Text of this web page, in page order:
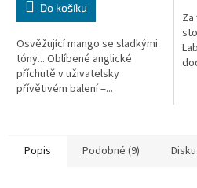
Do košíku
Osvěžující mango se sladkými
tóny... Oblíbené anglické
příchutě v uživatelsky
přívětivém balení =...
Popis Podobné (9)